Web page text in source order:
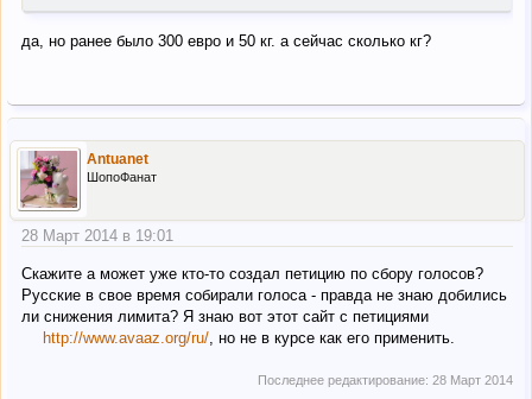
да, но ранее было 300 евро и 50 кг. а сейчас сколько кг?
Antuanet
ШопоФанат
28 Март 2014 в 19:01
Скажите а может уже кто-то создал петицию по сбору голосов?
Русские в свое время собирали голоса - правда не знаю добились
ли снижения лимита? Я знаю вот этот сайт с петициями
http://www.avaaz.org/ru/, но не в курсе как его применить.
Последнее редактирование: 28 Март 2014